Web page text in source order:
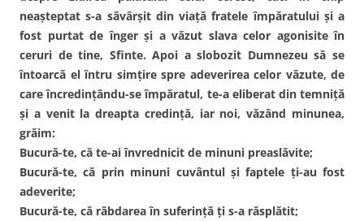
neaşteptat s-a săvârşit din viaţă fratele împăratului şi a
fost purtat de înger şi a văzut slava celor agonisite în
ceruri de tine, Sfinte. Apoi a slobozit Dumnezeu să se
întoarcă el întru simţire spre adeverirea celor văzute, de
care încredinţându-se împăratul, te-a eliberat din temniţă
şi a venit la dreapta credinţă, iar noi, văzând minunea,
grăim:
Bucură-te, că te-ai învrednicit de minuni preaslăvite;
Bucură-te, că prin minuni cuvântul şi faptele ţi-au fost
adeverite;
Bucură-te, că răbdarea în suferinţă ţi s-a răsplătit;